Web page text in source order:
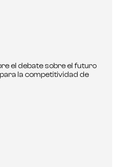
el debate sobre el futuro
la competitividad de